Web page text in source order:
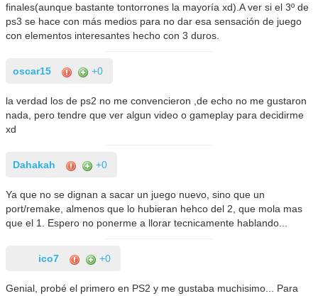
finales(aunque bastante tontorrones la mayoría xd).A ver si el 3º de
ps3 se hace con más medios para no dar esa sensación de juego
con elementos interesantes hecho con 3 duros.
oscar15 +0
la verdad los de ps2 no me convencieron ,de echo no me gustaron
nada, pero tendre que ver algun video o gameplay para decidirme
xd
Dahakah +0
Ya que no se dignan a sacar un juego nuevo, sino que un
port/remake, almenos que lo hubieran hehco del 2, que mola mas
que el 1. Espero no ponerme a llorar tecnicamente hablando...
ico7 +0
Genial, probé el primero en PS2 y me gustaba muchisimo... Para